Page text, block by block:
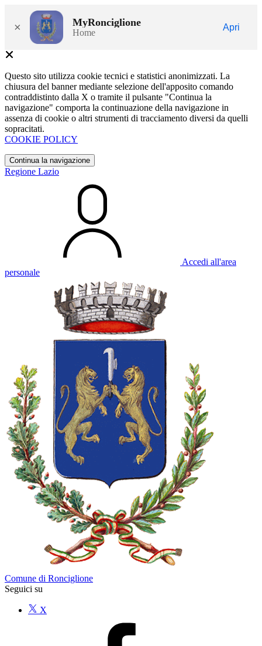
× MyRonciglione
Home
Apri
Questo sito utilizza cookie tecnici e statistici anonimizzati. La
chiusura del banner mediante selezione dell'apposito comando
contraddistinto dalla X o tramite il pulsante "Continua la
navigazione" comporta la continuazione della navigazione in
assenza di cookie o altri strumenti di tracciamento diversi da quelli
sopracitati.
COOKIE POLICY
Continua la navigazione
Regione Lazio
Accedi all'area
personale
Comune di Ronciglione
Seguici su
X